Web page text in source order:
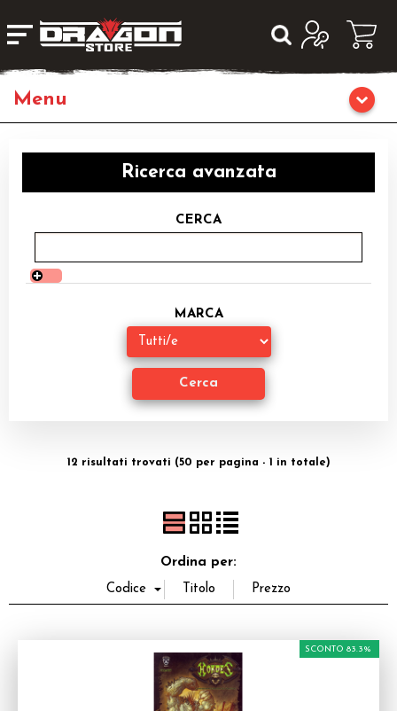
Giochi da Tavolo
Giochi di Ruolo
Librigame
Giochi di Carte Collezionabili
Accessori
Ricerca avanzata
CERCA
MARCA
12 risultati trovati (50 per pagina - 1 in totale)
Ordina per:
SCONTO 83.3%